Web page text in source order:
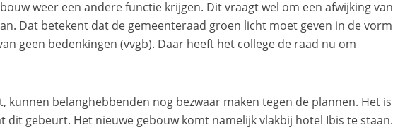
weer een andere functie krijgen. Dit vraagt wel om een afwijking van
Dat betekent dat de gemeenteraad groen licht moet geven in de vorm
geen bedenkingen (vvgb). Daar heeft het college de raad nu om
kunnen belanghebbenden nog bezwaar maken tegen de plannen. Het is
dit gebeurt. Het nieuwe gebouw komt namelijk vlakbij hotel Ibis te staan.